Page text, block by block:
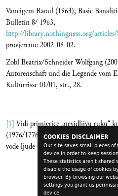
COOKIES DISCLAIMER
Our site saves small pieces
device in order to keep
These statistics aren't shared
disable the usage of cookies
browser. By browsing our
settings you grant us
device.
Vaneigem Raoul (1963), Basic
Bulletin 8/ 1963,
http://library.nothingness.org/
provjereno: 2002-08-02.
Zobl Beatrix/Schneider Wolfgang
Autorenschaft und die Legende vom
Kulturrisse 01/01, str., 28.
[1] Vidi primjerice „nevidljivu ruku“
(1976/1776., str., 456) tako upravlja
vode ljude u pravcu opceg blagostanja.